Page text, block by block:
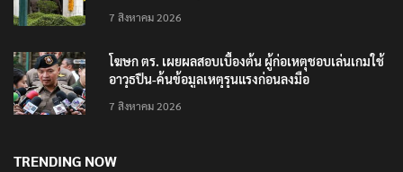
7 สิงหาคม 2026
โฆษก ตร. เผยผลสอบเบื้องต้น ผู้ก่อเหตุชอบเล่นเกมใช้
อาวุธปืน-ค้นข้อมูลเหตุรุนแรงก่อนลงมือ
7 สิงหาคม 2026
TRENDING NOW